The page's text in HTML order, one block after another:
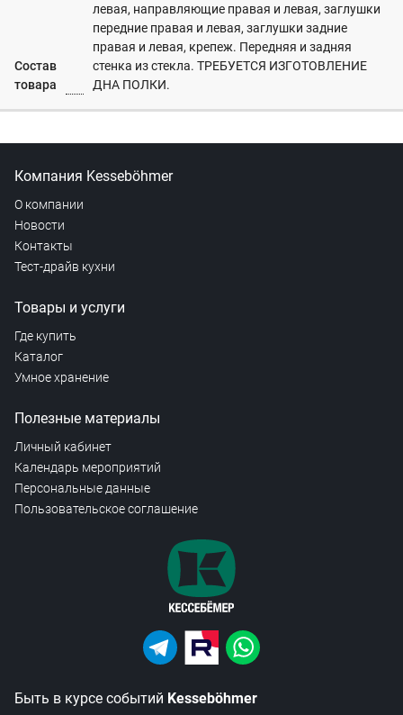
Состав
товара
левая, направляющие правая и левая, заглушки
передние правая и левая, заглушки задние
правая и левая, крепеж. Передняя и задняя
стенка из стекла. ТРЕБУЕТСЯ ИЗГОТОВЛЕНИЕ
ДНА ПОЛКИ.
Компания Kesseböhmer
О компании
Новости
Контакты
Тест-драйв кухни
Товары и услуги
Где купить
Каталог
Умное хранение
Полезные материалы
Личный кабинет
Календарь мероприятий
Персональные данные
Пользовательское соглашение
Быть в курсе событий Kesseböhmer